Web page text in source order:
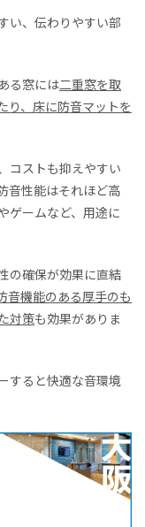
い、伝わりやすい部
る窓には二重窓を取
り、床に防音マットを
コストも抑えやすい
音性能はそれほど高
ゲームなど、用途に
の確保が効果に直結
音機能のある厚手のも
対策も効果がありま
すると快適な音環境